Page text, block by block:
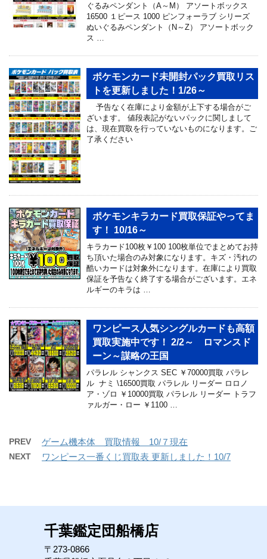
ぐるみペンダント（A～M） アソートボックス
16500 １ピース 1000 ピンフォーラブ シリーズ
ぬいぐるみペンダント（N～Z） アソートボック
ス …
ポケモンカード未開封パック買取リス
トを更新しました！1/26～
予告なく在庫により金額が上下する場合がご
ざいます。 値段表記がないパックに関しまして
は、現在買取を行っていないものになります。ご
了承ください
ポケモンキラカード買取保証やってま
す！ 10/16～
キラカード100枚￥100 100枚単位でまとめてお持
ち頂いた場合のみ対象になります。キズ・汚れの
酷いカードは対象外になります。在庫により買取
保証を予告なく終了する場合がございます。エネ
ルギーのキラは …
ワンピース人気シングルカードも高額
買取実施中です！ 2/2～ ロマンスド
ーン～謀略の王国
パラレル シャンクス SEC ￥70000買取 パラレ
ル ナミ \16500買取 パラレル リーダー ロロノ
ア・ゾロ ￥10000買取 パラレル リーダー トラフ
ァルガー・ロー ￥1100 …
PREV ゲーム機本体 買取情報 10/７現在
NEXT ワンピース一番くじ買取表 更新しました！10/7
千葉鑑定団船橋店
〒273-0866